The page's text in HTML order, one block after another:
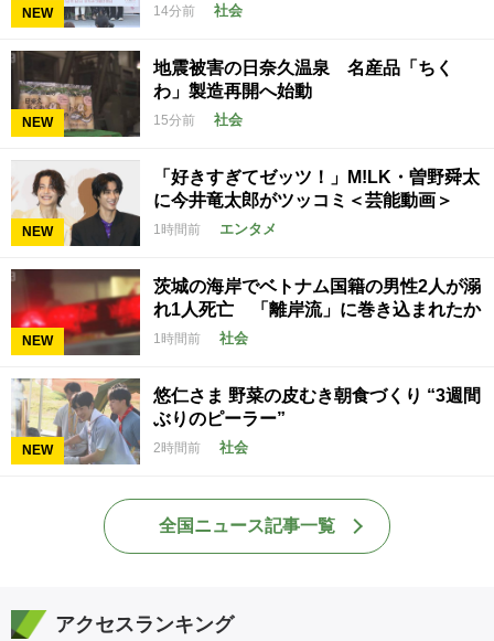
NEW 14分前 社会
NEW
地震被害の日奈久温泉 名産品「ちく
わ」製造再開へ始動
15分前 社会
NEW
「好きすぎてゼッツ！」M!LK・曽野舜太
に今井竜太郎がツッコミ＜芸能動画＞
1時間前 エンタメ
NEW
茨城の海岸でベトナム国籍の男性2人が溺
れ1人死亡 「離岸流」に巻き込まれたか
1時間前 社会
NEW
悠仁さま 野菜の皮むき朝食づくり “3週間
ぶりのピーラー”
2時間前 社会
全国ニュース記事一覧
アクセスランキング